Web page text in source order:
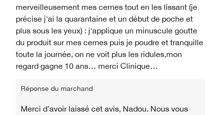
merveilleusement mes cernes tout en les lissant (je
précise j'ai la quarantaine et un début de poche et
plus sous les yeux) : j'applique un minuscule goutte
du produit sur mes cernes puis je poudre et tranquille
toute la journée, on ne voit plus les ridules,mon
regard gagne 10 ans… merci Clinique…
Réponse du marchand
Merci d’avoir laissé cet avis, Nadou. Nous vous